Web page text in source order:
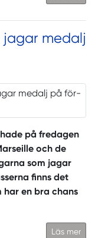
jagar medalj
på fredagen
och de
som jagar
finns det
har en bra chans
Läs mer